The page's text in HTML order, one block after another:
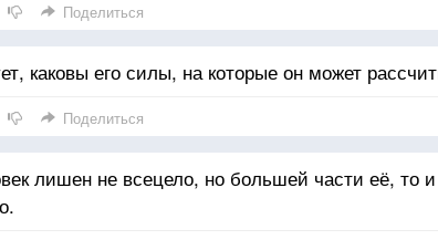
весна не обманет тебя. Даже старость
мраком ночи.
Поделиться
каковы его силы, на которые он может
Поделиться
лишен не всецело, но большей части её, то и